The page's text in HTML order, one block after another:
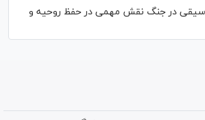
در جنگ نقش مهمی در حفظ روحیه و